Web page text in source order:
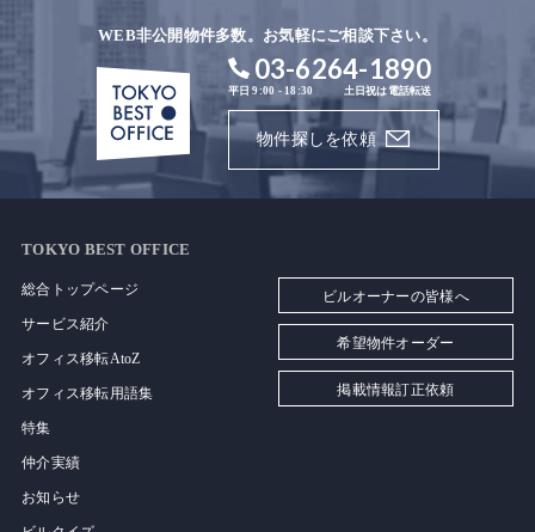
WEB非公開物件多数。お気軽にご相談下さい。
03-6264-1890
平日 9:00 - 18:30 土日祝は電話転送
物件探しを依頼
TOKYO BEST OFFICE
総合トップページ
サービス紹介
オフィス移転AtoZ
オフィス移転用語集
特集
仲介実績
お知らせ
ビルオーナーの皆様へ
希望物件オーダー
掲載情報訂正依頼